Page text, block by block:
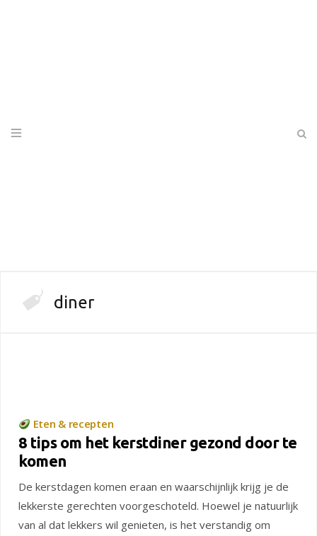
diner
Eten & recepten
8 tips om het kerstdiner gezond door te
komen
De kerstdagen komen eraan en waarschijnlijk krijg je de
lekkerste gerechten voorgeschoteld. Hoewel je natuurlijk
van al dat lekkers wil genieten, is het verstandig om